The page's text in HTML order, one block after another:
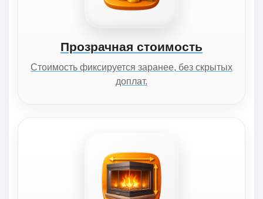
Прозрачная стоимость
Стоимость фиксируется заранее, без скрытых
доплат.